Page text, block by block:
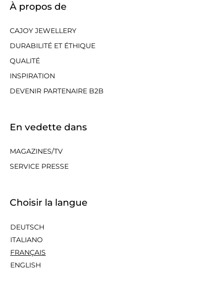
À propos de
CAJOY JEWELLERY
DURABILITÉ ET ÉTHIQUE
QUALITÉ
INSPIRATION
DEVENIR PARTENAIRE B2B
En vedette dans
MAGAZINES/TV
SERVICE PRESSE
Choisir la langue
DEUTSCH
ITALIANO
FRANÇAIS
ENGLISH